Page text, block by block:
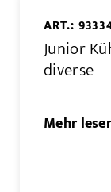
ART.:
Junior
diverse
Mehr